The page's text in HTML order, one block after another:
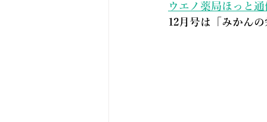
ウエノ薬局ほっと
12月号は「みかん